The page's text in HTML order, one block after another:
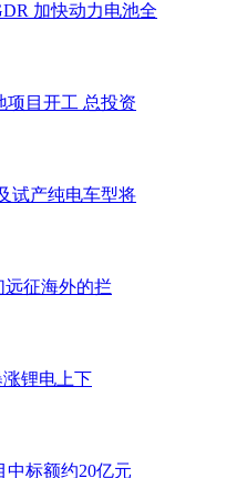
加快动力电池全
项目开工 总投资
试产纯电车型将
远征海外的拦
涨锂电上下
中标额约20亿元